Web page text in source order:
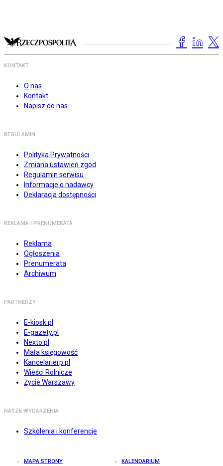
KONTAKT
O nas
Kontakt
Napisz do nas
REGULAMIN
Polityka Prywatności
Zmiana ustawień zgód
Regulamin serwisu
Informacje o nadawcy
Deklaracja dostępności
REKLAMA I PRENUMERATA
Reklama
Ogłoszenia
Prenumerata
Archiwum
PARTNERZY
E-kiosk.pl
E-gazety.pl
Nexto.pl
Mała księgowość
Kancelarierp.pl
Wieści Rolnicze
Życie Warszawy
NASZE WYDARZENIA
Szkolenia i konferencje
MAPA STRONY KALENDARIUM